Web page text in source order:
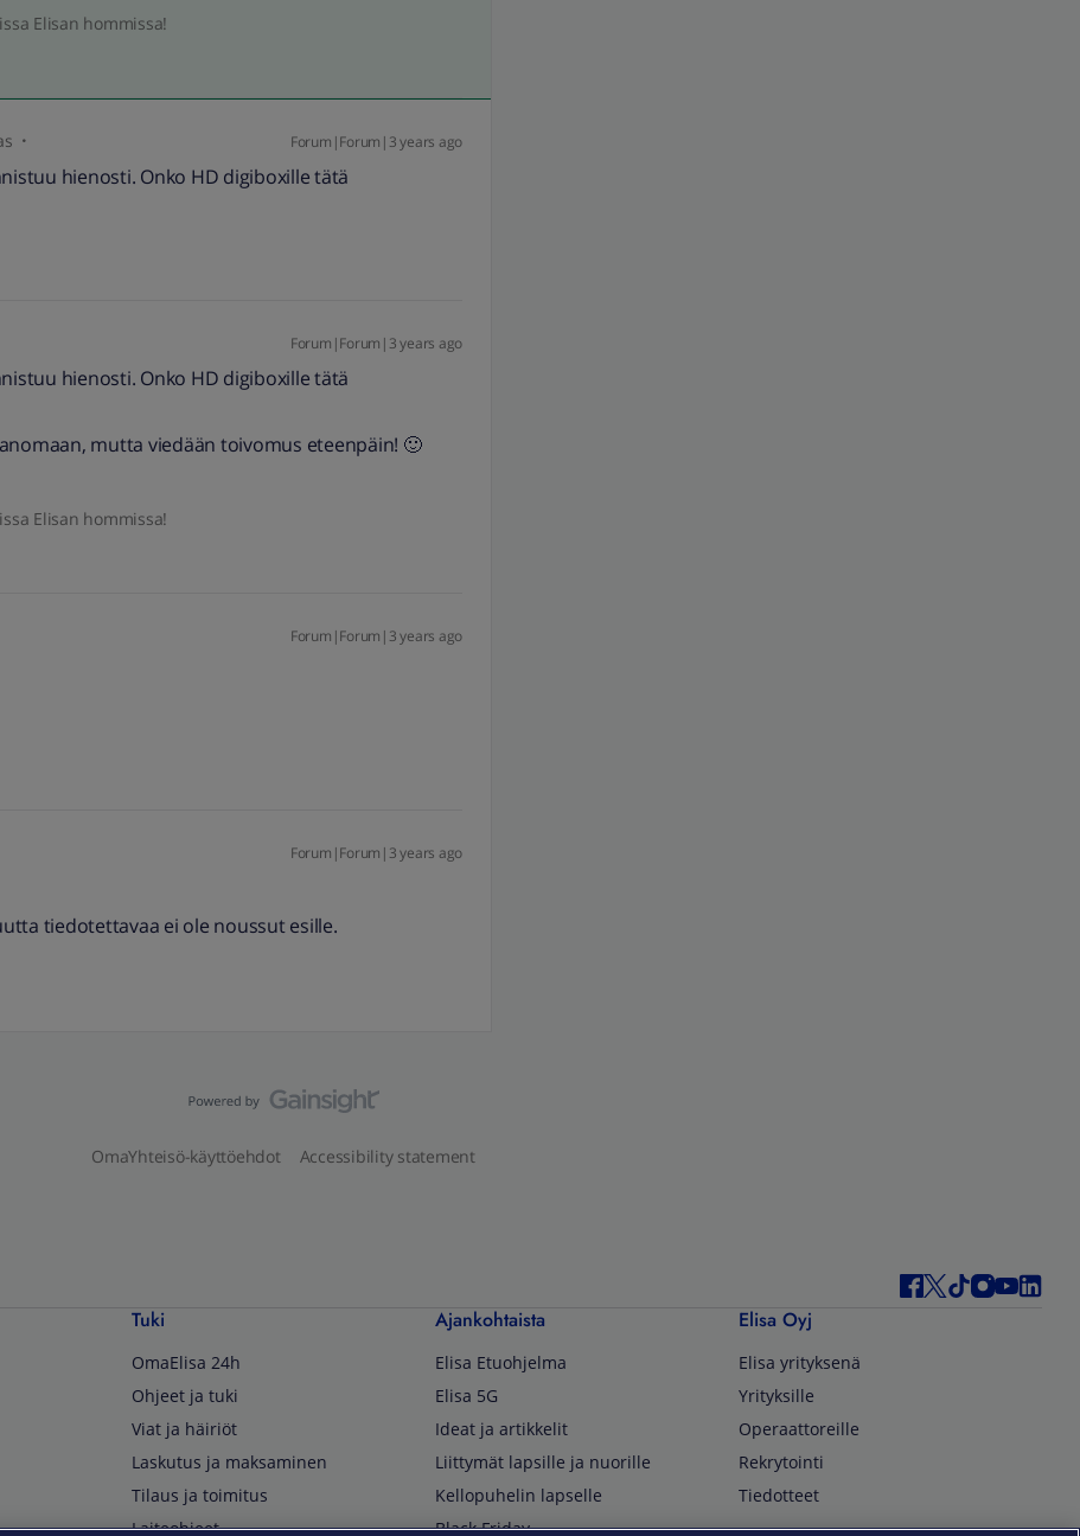
Elisan hommissa!
Forum|Forum|3 years ago
hienosti. Onko HD digiboxille tätä
Forum|Forum|3 years ago
hienosti. Onko HD digiboxille tätä
mutta viedään toivomus eteenpäin! 🙂
Elisan hommissa!
Forum|Forum|3 years ago
Forum|Forum|3 years ago
tiedotettavaa ei ole noussut esille.
OmaYhteisö-käyttöehdot Accessibility statement
Tuki
OmaElisa 24h
Ohjeet ja tuki
Viat ja häiriöt
Laskutus ja maksaminen
Tilaus ja toimitus
Laiteohjeet
Ajankohtaista
Elisa Etuohjelma
Elisa 5G
Ideat ja artikkelit
Liittymät lapsille ja nuorille
Kellopuhelin lapselle
Black Friday
Elisa Oyj
Elisa yrityksenä
Yrityksille
Operaattoreille
Rekrytointi
Tiedotteet